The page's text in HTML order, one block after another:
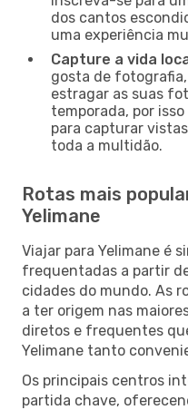
dos cantos
uma experiência
Capture a vida
gosta de fotografia,
estragar as suas
temporada, por
para capturar
toda a multidão.
Rotas mais
Yelimane
Viajar para Yelimane é
frequentadas a partir
cidades do mundo. As
a ter origem nas
diretos e frequentes
Yelimane tanto
Os principais centros
partida chave,